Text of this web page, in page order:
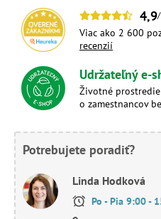
4,9
Viac ako 2 600
recenzií
Udržateľný e-
Životné
o zamestnancov
Potrebujete poradiť?
Linda Hodková
Po - Pia 9:00 -